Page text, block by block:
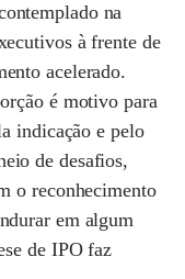
na
à frente de
acelerado.
é motivo para
indicação e pelo
de desafios,
o reconhecimento
em algum
de IPO faz